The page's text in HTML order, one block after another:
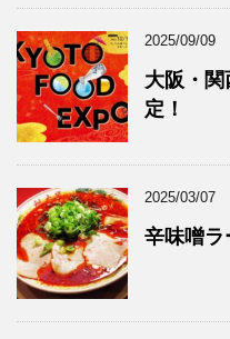
2025/09/09
大阪・
定！
2025/03/07
辛味噌ラ